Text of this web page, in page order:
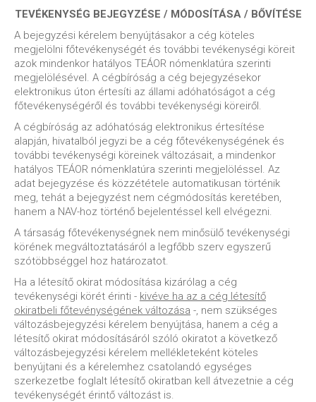
TEVÉKENYSÉG BEJEGYZÉSE / MÓDOSÍTÁSA / BŐVÍTÉSE
A bejegyzési kérelem benyújtásakor a cég köteles
megjelölni főtevékenységét és további tevékenységi köreit
azok mindenkor hatályos TEÁOR nómenklatúra szerinti
megjelölésével. A cégbíróság a cég bejegyzésekor
elektronikus úton értesíti az állami adóhatóságot a cég
főtevékenységéről és további tevékenységi köreiről.
A cégbíróság az adóhatóság elektronikus értesítése
alapján, hivatalból jegyzi be a cég főtevékenységének és
további tevékenységi köreinek változásait, a mindenkor
hatályos TEÁOR nómenklatúra szerinti megjelöléssel. Az
adat bejegyzése és közzététele automatikusan történik
meg, tehát a bejegyzést nem cégmódosítás keretében,
hanem a NAV-hoz történő bejelentéssel kell elvégezni.
A társaság főtevékenységnek nem minősülő tevékenységi
körének megváltoztatásáról a legfőbb szerv egyszerű
szótöbbséggel hoz határozatot.
Ha a létesítő okirat módosítása kizárólag a cég
tevékenységi körét érinti - kivéve ha az a cég létesítő
okiratbeli főtevénységének változása -, nem szükséges
változásbejegyzési kérelem benyújtása, hanem a cég a
létesítő okirat módosításáról szóló okiratot a következő
változásbejegyzési kérelem mellékleteként köteles
benyújtani és a kérelemhez csatolandó egységes
szerkezetbe foglalt létesítő okiratban kell átvezetnie a cég
tevékenységét érintő változást is.